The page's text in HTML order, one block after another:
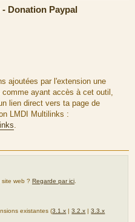
Donation Paypal
ajoutées par l'extension une
ayant accès à cet outil,
lien direct vers ta page de
LMDI Multilinks :
web ? Regarde par ici.
existantes (3.1.x |3.2.x |3.3.x